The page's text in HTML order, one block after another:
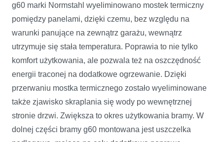
g60 marki Normstahl wyeliminowano mostek termiczny
pomiędzy panelami, dzięki czemu, bez względu na
warunki panujące na zewnątrz garażu, wewnątrz
utrzymuje się stała temperatura. Poprawia to nie tylko
komfort użytkowania, ale pozwala też na oszczędność
energii traconej na dodatkowe ogrzewanie. Dzięki
przerwaniu mostka termicznego zostało wyeliminowane
także zjawisko skraplania się wody po wewnętrznej
stronie drzwi. Zwiększa to okres użytkowania bramy. W
dolnej części bramy g60 montowana jest uszczelka